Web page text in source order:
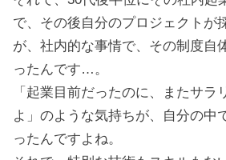
で、その後自分のプロジェクトが
が、社内的な事情で、その制度自
ったんです…。
「起業目前だったのに、またサラ
よ」のような気持ちが、自分の中
ったんですよね。